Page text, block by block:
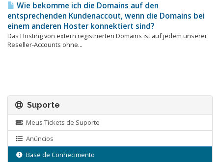
Wie bekomme ich die Domains auf den
entsprechenden Kundenaccout, wenn die Domains bei
einem anderen Hoster konnektiert sind?
Das Hosting von extern registrierten Domains ist auf jedem unserer
Reseller-Accounts ohne...
Suporte
Meus Tickets de Suporte
Anúncios
Base de Conhecimento